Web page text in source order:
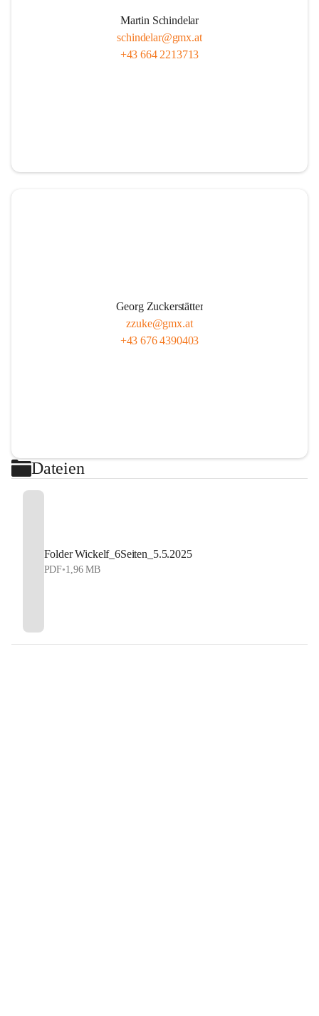
Martin Schindelar
schindelar@gmx.at
+43 664 2213713
Georg Zuckerstätter
zzuke@gmx.at
+43 676 4390403
Dateien
Folder Wickelf_6Seiten_5.5.2025
PDF•1,96 MB